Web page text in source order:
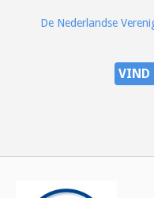
De Nederlandse
VIND